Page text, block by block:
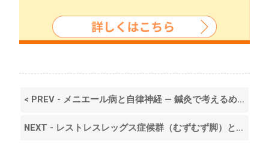
< PREV - メニエール病と自律神経 — 鍼灸で考えるめまい・耳鳴り・難聴の背景
NEXT - レストレスレッグス症候群（むずむず脚）と自律神経 — 鍼灸で考える夜間症状の改善 >